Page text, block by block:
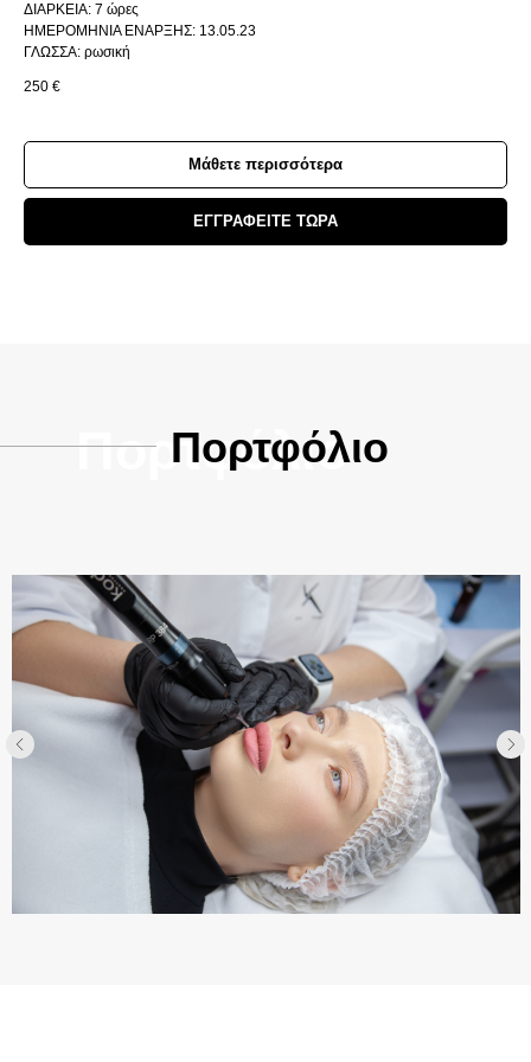
ΔΙΑΡΚΕΙΑ: 7 ώρες
ΗΜΕΡΟΜΗΝΙΑ ΕΝΑΡΞΗΣ: 13.05.23
ΓΛΩΣΣΑ: ρωσική
250 €
Μάθετε περισσότερα
ΕΓΓΡΑΦΕΙΤΕ ΤΩΡΑ
Πορτφόλιο
Πορτφόλιο